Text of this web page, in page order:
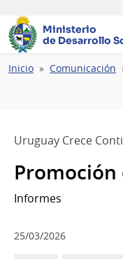
Ministerio
de Desarrollo
Ruta
Inicio Comunicación
Uruguay Crece
Promoción
Informes
25/03/2026